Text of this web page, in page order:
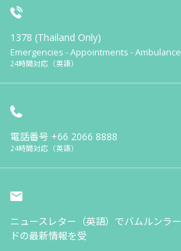
1378 (Thailand Only)
Emergencies - Appointments - Ambulance
24時間対応（英語）
電話番号 +66 2066 8888
24時間対応（英語）
ニュースレター（英語）でバムルンラー
ドの最新情報を受